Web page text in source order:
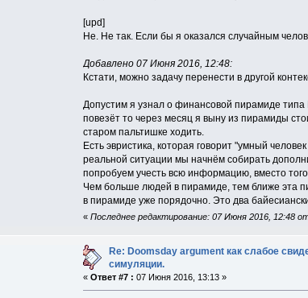
[upd]
Не. Не так. Если бы я оказался случайным
Добавлено 07 Июня 2016, 12:48:
Кстати, можно задачу перенести в другой
Допустим я узнал о финансовой пирамиде
повезёт то через месяц я выну из пирамиды
старом пальтишке ходить.
Есть эвристика, которая говорит "умный
реальной ситуации мы начнём собирать
попробуем учесть всю информацию, вместо
Чем больше людей в пирамиде, тем ближе эта
в пирамиде уже порядочно. Это два
« Последнее редактирование: 07 Июня 2016, 12:48
Re: Doomsday argument как слабое
симуляции.
« Ответ #7 : 07 Июня 2016, 13:13 »